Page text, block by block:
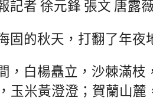
記者 徐元鋒 張文 唐露
固的秋天，打翻了年夜
，白楊矗立，沙棘滿
玉米黃澄澄；賀蘭山麓